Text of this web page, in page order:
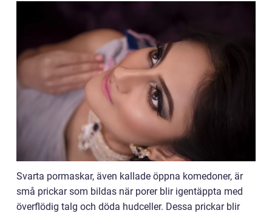
Svarta pormaskar, även kallade öppna komedoner, är
små prickar som bildas när porer blir igentäppta med
överflödig talg och döda hudceller. Dessa prickar blir